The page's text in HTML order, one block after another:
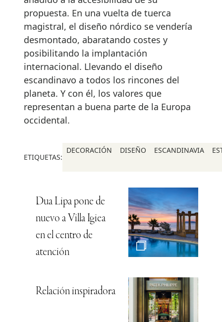
propuesta. En una vuelta de tuerca
magistral, el diseño nórdico se vendería
desmontado, abaratando costes y
posibilitando la implantación
internacional. Llevando el diseño
escandinavo a todos los rincones del
planeta. Y con él, los valores que
representan a buena parte de la Europa
occidental.
ETIQUETAS:
DECORACIÓN DISEÑO ESCANDINAVIA
Dua Lipa pone de
nuevo a Villa Igiea
en el centro de
atención
Relación inspiradora